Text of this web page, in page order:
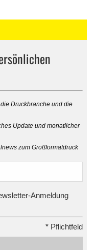
Druckbranche und die
Update und monatlicher
zum Großformatdruck
Anmeldung
* Pflichtfeld